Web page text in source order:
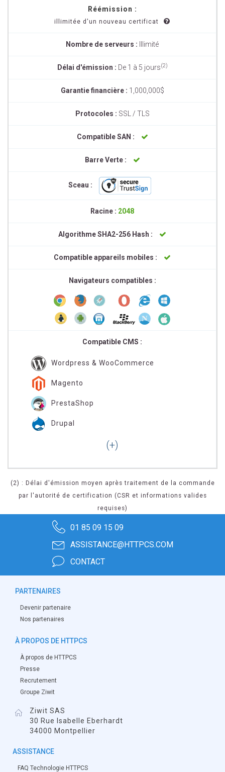
Réémission :
illimitée d'un nouveau certificat
Nombre de serveurs : Illimité
Délai d'émission : De 1 à 5 jours(2)
Garantie financière : 1,000,000$
Protocoles : SSL / TLS
Compatible SAN :
Barre Verte :
Sceau :
Racine : 2048
Algorithme SHA2-256 Hash :
Compatible appareils mobiles :
Navigateurs compatibles :
Compatible CMS :
Wordpress & WooCommerce
Magento
PrestaShop
Drupal
(2) : Délai d'émission moyen après traitement de la commande
par l'autorité de certification (CSR et informations valides
requises)
01 85 09 15 09
ASSISTANCE@HTTPCS.COM
CONTACT
PARTENAIRES
Devenir partenaire
Nos partenaires
À PROPOS DE HTTPCS
À propos de HTTPCS
Presse
Recrutement
Groupe Ziwit
Ziwit SAS
30 Rue Isabelle Eberhardt
34000 Montpellier
ASSISTANCE
FAQ Technologie HTTPCS